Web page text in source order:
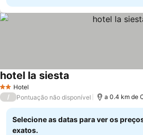
2 Estrelas
Hotel
hotel la siesta
/ Pontuação não disponível a 0.4 km de
Selecione as datas para ver os
exatos.